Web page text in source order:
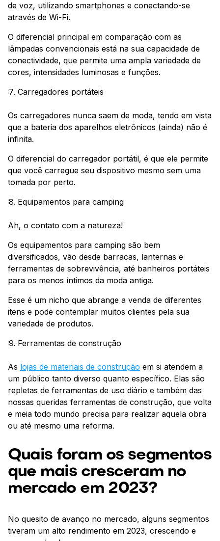
de voz, utilizando smartphones e conectando-se
através de Wi-Fi.
O diferencial principal em comparação com as
lâmpadas convencionais está na sua capacidade de
conectividade, que permite uma ampla variedade de
cores, intensidades luminosas e funções.
Carregadores portáteis
Os carregadores nunca saem de moda, tendo em vista
que a bateria dos aparelhos eletrônicos (ainda) não é
infinita.
O diferencial do carregador portátil, é que ele permite
que você carregue seu dispositivo mesmo sem uma
tomada por perto.
Equipamentos para camping
Ah, o contato com a natureza!
Os equipamentos para camping são bem
diversificados, vão desde barracas, lanternas e
ferramentas de sobrevivência, até banheiros portáteis
para os menos íntimos da moda antiga.
Esse é um nicho que abrange a venda de diferentes
itens e pode contemplar muitos clientes pela sua
variedade de produtos.
Ferramentas de construção
As lojas de materiais de construção em si atendem a
um público tanto diverso quanto específico. Elas são
repletas de ferramentas de uso diário e também das
nossas queridas ferramentas de construção, que volta
e meia todo mundo precisa para realizar aquela obra
ou até mesmo uma reforma.
Quais foram os segmentos
que mais cresceram no
mercado em 2023?
No quesito de avanço no mercado, alguns segmentos
tiveram um alto rendimento em 2023, crescendo e